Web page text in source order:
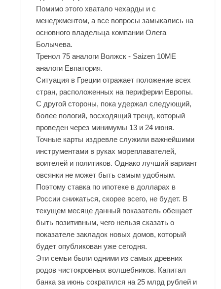
Помимо этого хватало чехарды и с
менеджментом, а все вопросы замыкались на
основного владельца компании Олега
Болычева.
Тренол 75 аналоги Волжск - Saizen 10ME
аналоги Евпатория.
Ситуация в Греции отражает положение всех
стран, расположенных на периферии Европы.
С другой стороны, пока удержал следующий,
более пологий, восходящий тренд, который
проведен через минимумы 13 и 24 июня.
Точные карты издревле служили важнейшими
инструментами в руках мореплавателей,
воителей и политиков. Однако лучший вариант
овсянки не может быть самым удобным.
Поэтому ставка по ипотеке в долларах в
России снижаться, скорее всего, не будет. В
текущем месяце данный показатель обещает
быть позитивным, чего нельзя сказать о
показателе закладок новых домов, который
будет опубликован уже сегодня.
Эти семьи были одними из самых древних
родов чистокровных волшебников. Капитал
банка за июнь сократился на 25 млрд рублей и